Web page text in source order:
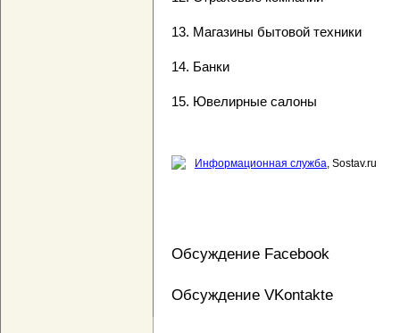
13. Магазины бытовой техники
14. Банки
15. Ювелирные салоны
Информационная служба, Sostav.ru
Обсуждение Facebook
Обсуждение VKontakte